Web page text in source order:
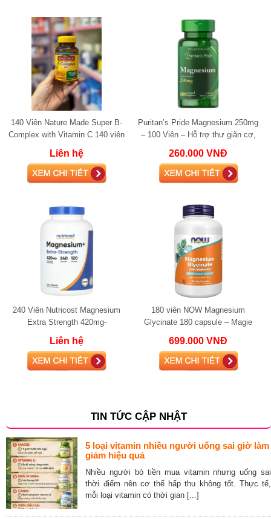
140 Viên Nature Made Super B-
Complex with Vitamin C 140 viên
hỗ trợ thần kinh & tăng đề kháng
Liên hệ
Puritan’s Pride Magnesium 250mg
– 100 Viên – Hỗ trợ thư giãn cơ,
260.000 VNĐ
240 Viên Nutricost Magnesium
Extra Strength 420mg-
Magnesium Glycinate Hỗ trợ cơ
bắp, thần kinh và g
Liên hệ
180 viên NOW Magnesium
Glycinate 180 capsule – Magie
bắp và giấc ng
699.000 VNĐ
TIN TỨC CẬP NHẬT
5 loại vitamin nhiều người uống sai giờ làm
giảm hiệu quả
Nhiều người bỏ tiền mua vitamin nhưng uống sai
thời điểm nên cơ thể hấp thu không tốt. Thực tế,
mỗi loại vitamin có thời gian [...]